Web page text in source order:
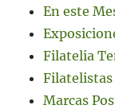
En este
Filatelia
Filatelistas
Marcas